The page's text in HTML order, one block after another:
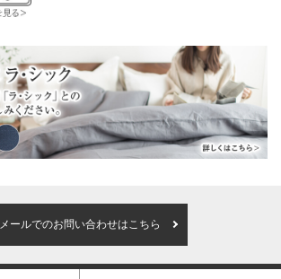
メールでのお問い合わせはこちら